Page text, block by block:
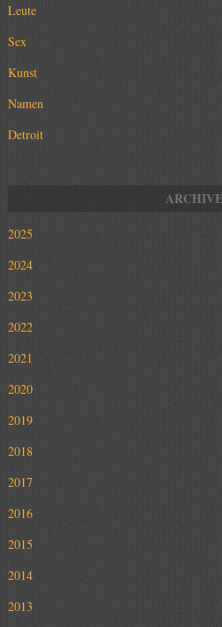
Leute
Sex
Kunst
Namen
Detroit
2025
2024
2023
2022
2021
2020
2019
2018
2017
2016
2015
2014
2013